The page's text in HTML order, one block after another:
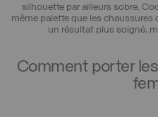
silhouette par ailleurs sobre.
même palette que les chaussures
un résultat plus soigné,
Comment porter